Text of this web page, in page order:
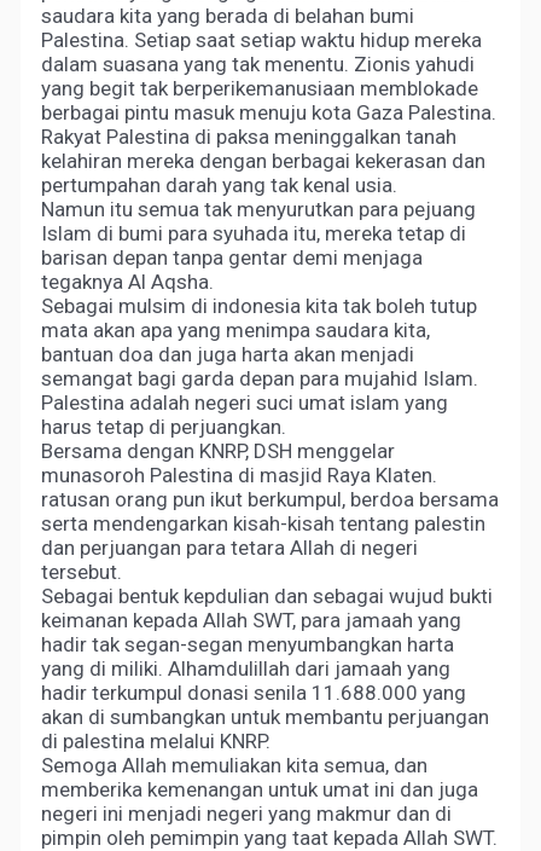
saudara kita yang berada di belahan bumi
Palestina. Setiap saat setiap waktu hidup mereka
dalam suasana yang tak menentu. Zionis yahudi
yang begit tak berperikemanusiaan memblokade
berbagai pintu masuk menuju kota Gaza Palestina.
Rakyat Palestina di paksa meninggalkan tanah
kelahiran mereka dengan berbagai kekerasan dan
pertumpahan darah yang tak kenal usia.
Namun itu semua tak menyurutkan para pejuang
Islam di bumi para syuhada itu, mereka tetap di
barisan depan tanpa gentar demi menjaga
tegaknya Al Aqsha.
Sebagai mulsim di indonesia kita tak boleh tutup
mata akan apa yang menimpa saudara kita,
bantuan doa dan juga harta akan menjadi
semangat bagi garda depan para mujahid Islam.
Palestina adalah negeri suci umat islam yang
harus tetap di perjuangkan.
Bersama dengan KNRP, DSH menggelar
munasoroh Palestina di masjid Raya Klaten.
ratusan orang pun ikut berkumpul, berdoa bersama
serta mendengarkan kisah-kisah tentang palestin
dan perjuangan para tetara Allah di negeri
tersebut.
Sebagai bentuk kepdulian dan sebagai wujud bukti
keimanan kepada Allah SWT, para jamaah yang
hadir tak segan-segan menyumbangkan harta
yang di miliki. Alhamdulillah dari jamaah yang
hadir terkumpul donasi senila 11.688.000 yang
akan di sumbangkan untuk membantu perjuangan
di palestina melalui KNRP.
Semoga Allah memuliakan kita semua, dan
memberika kemenangan untuk umat ini dan juga
negeri ini menjadi negeri yang makmur dan di
pimpin oleh pemimpin yang taat kepada Allah SWT.